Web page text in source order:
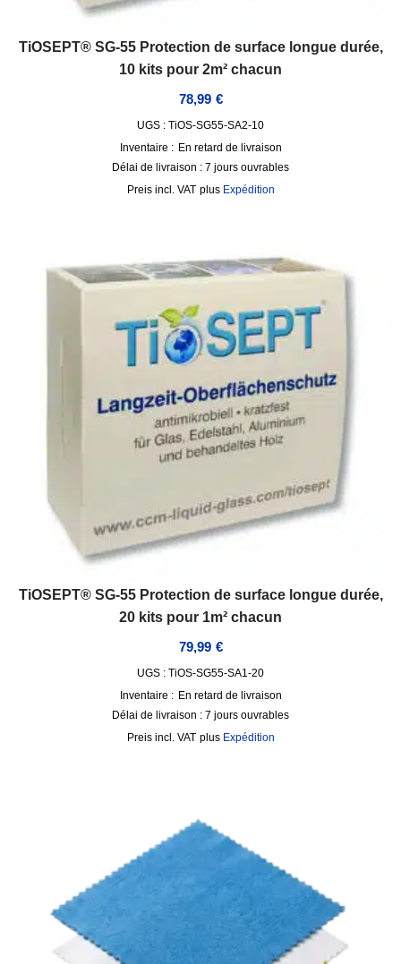
TiOSEPT® SG-55 Protection de surface longue durée,
10 kits pour 2m² chacun
78,99 €
UGS : TiOS-SG55-SA2-10
Inventaire : En retard de livraison
Délai de livraison : 7 jours ouvrables
incl. VAT plus Expédition
TiOSEPT® SG-55 Protection de surface longue durée,
20 kits pour 1m² chacun
79,99 €
UGS : TiOS-SG55-SA1-20
Inventaire : En retard de livraison
Délai de livraison : 7 jours ouvrables
incl. VAT plus Expédition